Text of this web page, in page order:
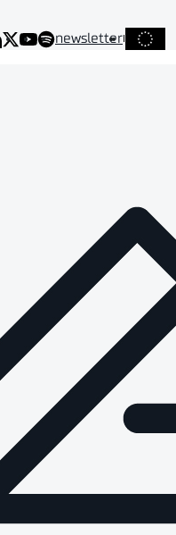
newsletter
on Surveys in Europe
pracowników
czasopiśmie